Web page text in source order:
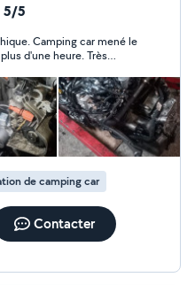
de qualité et à tarifs
zéro six, soixante-huit,
quatre er retrouvez-
5/5
Camping car mené le
d'une heure. Très
de camping car
Contacter